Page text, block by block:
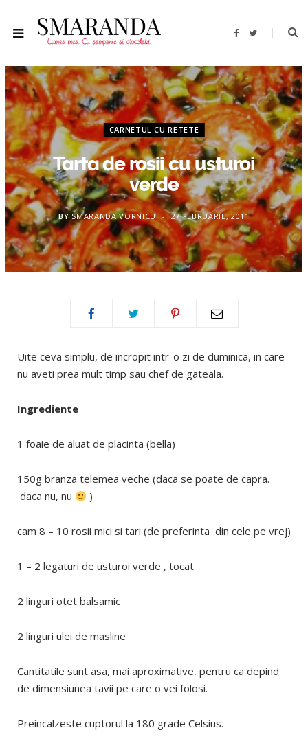
F
b
o
o
k
T
t
e
r
CARNETUL CU RETETE
Tarta de rosii cu usturoi
verde
BY SMARANDA VORNICU 27 FEBRUARIE, 2011
Uite ceva simplu, de incropit intr-o zi de duminica, in care
nu aveti prea mult timp sau chef de gateala.
Ingrediente
1 foaie de aluat de placinta (bella)
150g branza telemea veche (daca se poate de capra.
daca nu, nu
)
cam 8 – 10 rosii mici si tari (de preferinta din cele pe vrej)
1 – 2 legaturi de usturoi verde , tocat
2 linguri otet balsamic
2 linguri ulei de masline
Cantitatile sunt asa, mai aproximative, pentru ca depind
de dimensiunea tavii pe care o vei folosi.
Preincalzeste cuptorul la 180 grade Celsius.